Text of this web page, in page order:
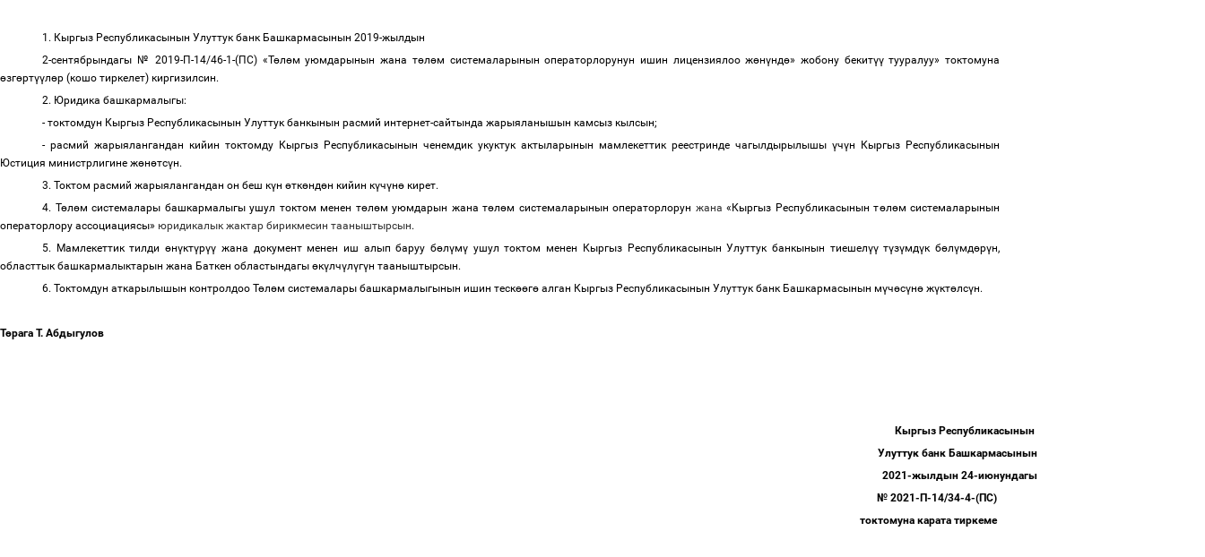
1. Кыргыз Республикасынын Улуттук банк Башкармасынын 2019-жылдын
2-сентябрындагы № 2019-П-14/46-1-(ПС) «Төлөм уюмдарынын жана төлөм системаларынын операторлорунун ишин лицензиялоо жөнүндө» жобону бекитүүтууралуу» токтомуна
өзгөртүүлөр (кошо тиркелет) киргизилсин.
2. Юридика башкармалыгы:
- токтомдун Кыргыз Республикасынын Улуттук банкынын расмий интернет-сайтында жарыяланышын камсыз кылсын;
- расмий жарыялангандан кийин токтомду Кыргыз Республикасынын ченемдик укуктук актыларынын мамлекеттик реестринде чагылдырылышы үчүн Кыргыз Республикасынын
Юстиция министрлигине жөнөтсүн.
3. Токтом расмий жарыялангандан он беш күн өткөндөн кийин күчүнө кирет.
4. Төлөм системалары башкармалыгы ушул токтом менен төлөм уюмдарын жана төлөм системаларынын операторлорун жана«Кыргыз Республикасынын төлөм системаларынын
операторлору ассоциациясы» юридикалык жактар бирикмесин тааныштырсын.
5. Мамлекеттик тилдиөнүктүрүү жана документ менен иш алып баруу бөлүмү ушул токтом менен Кыргыз Республикасынын Улуттук банкынын тиешелүүтүзүмдүк бөлүмдөрүн,
областтык башкармалыктарын жана Баткен областындагы өкүлчүлүгүн тааныштырсын.
6. Токтомдун аткарылышын контролдоо Төлөм системалары башкармалыгынын ишин тескөөгө алган Кыргыз Республикасынын Улуттук банк Башкармасынын мүчөсүнө жүктөлсүн.
Төрага Т. Абдыгулов
Кыргыз Республикасынын
Улуттук банк Башкармасынын
2021-жылдын 24-июнундагы
№ 2021-П-14/34-4-(ПС)
токтомуна карата тиркеме